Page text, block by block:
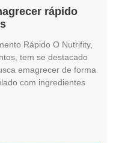
rápido
Rápido O Nutrifity,
tem se destacado
emagrecer de forma
com ingredientes